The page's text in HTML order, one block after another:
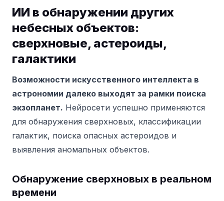
ИИ в обнаружении других
небесных объектов:
сверхновые, астероиды,
галактики
Возможности искусственного интеллекта в
астрономии далеко выходят за рамки поиска
экзопланет. Нейросети успешно применяются
для обнаружения сверхновых, классификации
галактик, поиска опасных астероидов и
выявления аномальных объектов.
Обнаружение сверхновых в реальном
времени